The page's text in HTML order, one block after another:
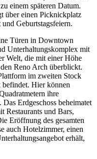
einem späteren Datum.
über einen Picknickplatz
Geburtstagsfeiern.
Türen in Downtown
Unterhaltungskomplex mit
Welt, die mit einer Höhe
Reno Arch überblickt.
im zweiten Stock
Hier können
ihre
Erdgeschoss beheimatet
Restaurants und Bars,
Eröffnung des gesamten
auch Hotelzimmer, einen
erhält,